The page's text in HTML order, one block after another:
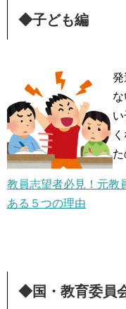
◆子ども編
発
教員志望者必見！元教
ある５つの理由
◆国・教育委員